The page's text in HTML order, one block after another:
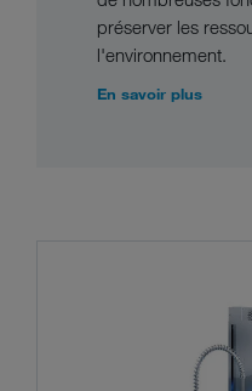
préserver les
l'environnement.
En savoir plus